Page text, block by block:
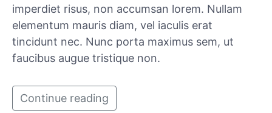
imperdiet risus, non accumsan lorem. Nullam
elementum mauris diam, vel iaculis erat
tincidunt nec. Nunc porta maximus sem, ut
faucibus augue tristique non.
Continue reading